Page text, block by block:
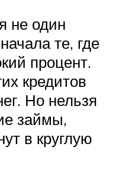
не один
те, где
процент.
кредитов
Но нельзя
займы,
в круглую